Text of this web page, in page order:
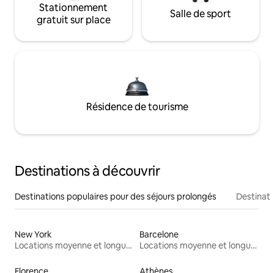
Stationnement
gratuit sur place
Salle de sport
Résidence de tourisme
Destinations à découvrir
Destinations populaires pour des séjours prolongés
New York
Locations moyenne et longue durée
Barcelone
Locations moyenne et longue durée